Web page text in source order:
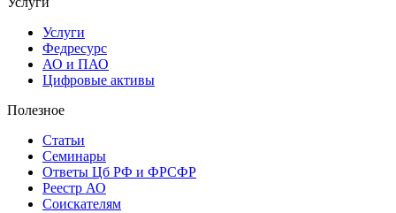
Услуги
Федресурс
АО и ПАО
Цифровые активы
Полезное
Статьи
Cеминары
Ответы Цб РФ и ФРСФР
Реестр АО
Соискателям